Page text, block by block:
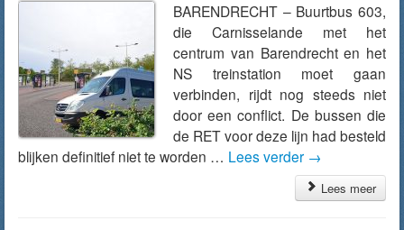
BARENDRECHT – Buurtbus 603,
die Carnisselande met het
centrum van Barendrecht en het
NS treinstation moet gaan
verbinden, rijdt nog steeds niet
door een conflict. De bussen die
de RET voor deze lijn had besteld
blijken definitief niet te worden … Lees verder →
Lees meer